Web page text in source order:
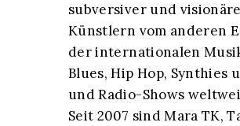
subversiver und
Künstlern vom anderen
der internationalen
Blues, Hip Hop, Synthies
und Radio-Shows
Seit 2007 sind Mara TK,